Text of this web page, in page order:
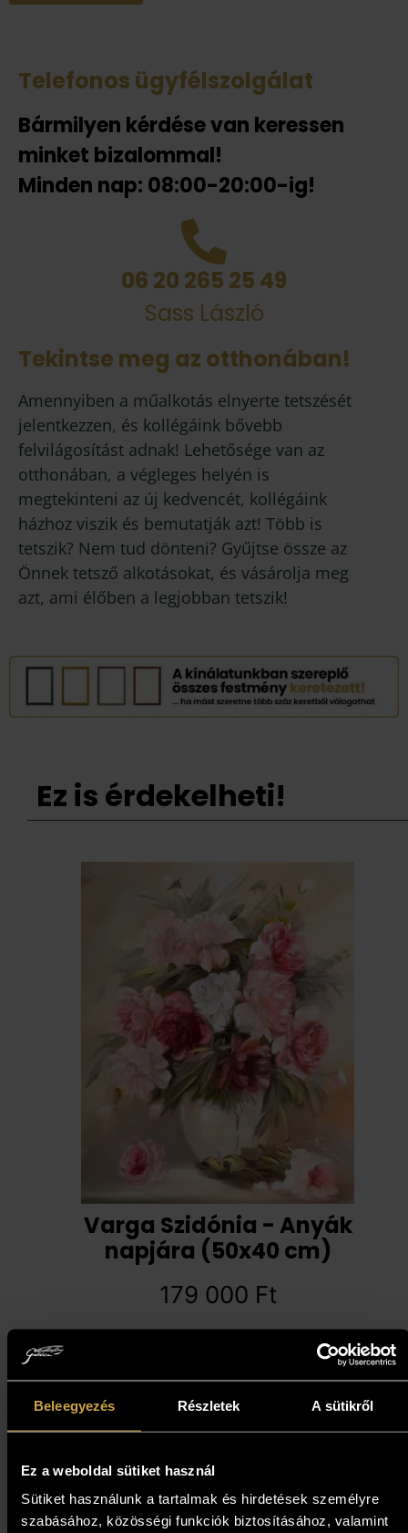
Beleegyezés Részletek A sütikről
Ez a weboldal sütiket használ
Sütiket használunk a tartalmak és hirdetések személyre
szabásához, közösségi funkciók biztosításához, valamint
Telefonos ügyfélszolgálat
Bármilyen kérdése van keressen
minket bizalommal!
Minden nap: 08:00-20:00-ig!
06 20 265 25 49
Sass László
Tekintse meg az otthonában!
Amennyiben a műalkotás elnyerte tetszését
jelentkezzen, és kollégáink bővebb
felvilágosítást adnak! Lehetősége van az
otthonában, a végleges helyén is
megtekinteni az új kedvencét, kollégáink
házhoz viszik és bemutatják azt! Több is
tetszik? Nem tud dönteni? Gyűjtse össze az
Önnek tetsző alkotásokat, és vásárolja meg
azt, ami élőben a legjobban tetszik!
Ez is érdekelheti!
Varga Szidónia - Anyák
napjára (50x40 cm)
179 000 Ft